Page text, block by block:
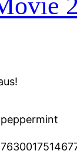
peppermint